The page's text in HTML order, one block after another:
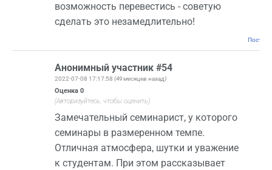
возможность перевестись - советую
сделать это незамедлительно!
Анонимный участник #54
2022-07-08 17:17:58 (49 месяцев назад)
Оценка 0
(Авторизуйтесь, чтобы оценить)
Замечательный семинарист, у которого
семинары в размеренном темпе.
Отличная атмосфера, шутки и уважение
к студентам. При этом рассказывает